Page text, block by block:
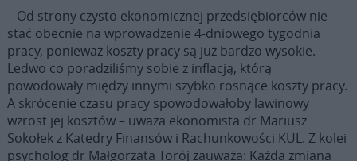
– Od strony czysto ekonomicznej przedsiębiorców nie
stać obecnie na wprowadzenie 4-dniowego tygodnia
pracy, ponieważ koszty pracy są już bardzo wysokie.
Ledwo co poradziliśmy sobie z inflacją, którą
powodowały między innymi szybko rosnące koszty pracy.
A skrócenie czasu pracy spowodowałoby lawinowy
wzrost jej kosztów – uważa ekonomista dr Mariusz
Sokołek z Katedry Finansów i Rachunkowości KUL. Z kolei
psycholog dr Małgorzata Torój zauważa: Każda zmiana